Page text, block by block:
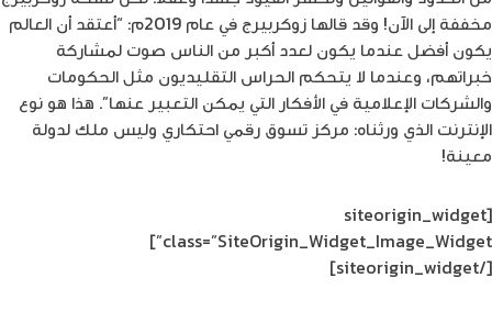
مخففة إلى الآن! وقد قالها زوكربيرج في عام 2019م: “أعتقد أن العالم
يكون أفضل عندما يكون لعدد أكبر من الناس صوت لمشاركة
خبراتهم، وعندما لا يتحكم الحراس التقليديون مثل الحكومات
والشركات الإعلامية في الأفكار التي يمكن التعبير عنها”. هذا هو نوع
الإنترنت الذي ورثناه: مركز تسوق رقمي احتكاري وليس ملك لدولة
معينة!
[siteorigin_widget
class=”SiteOrigin_Widget_Image_Widget”]
[/siteorigin_widget]